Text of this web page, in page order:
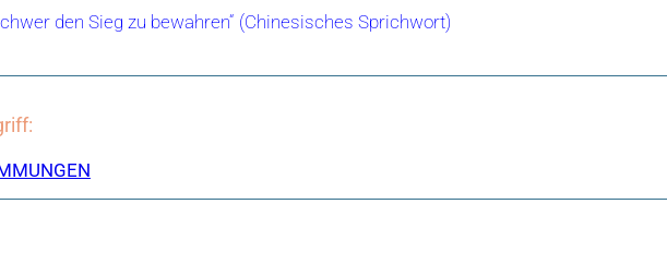
den Sieg zu bewahren“ (Chinesisches Sprichwort)